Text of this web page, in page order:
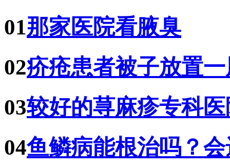
01那家医院看腋臭
02疥疮患者被子放置
03较好的荨麻疹专科
04鱼鳞病能根治吗？